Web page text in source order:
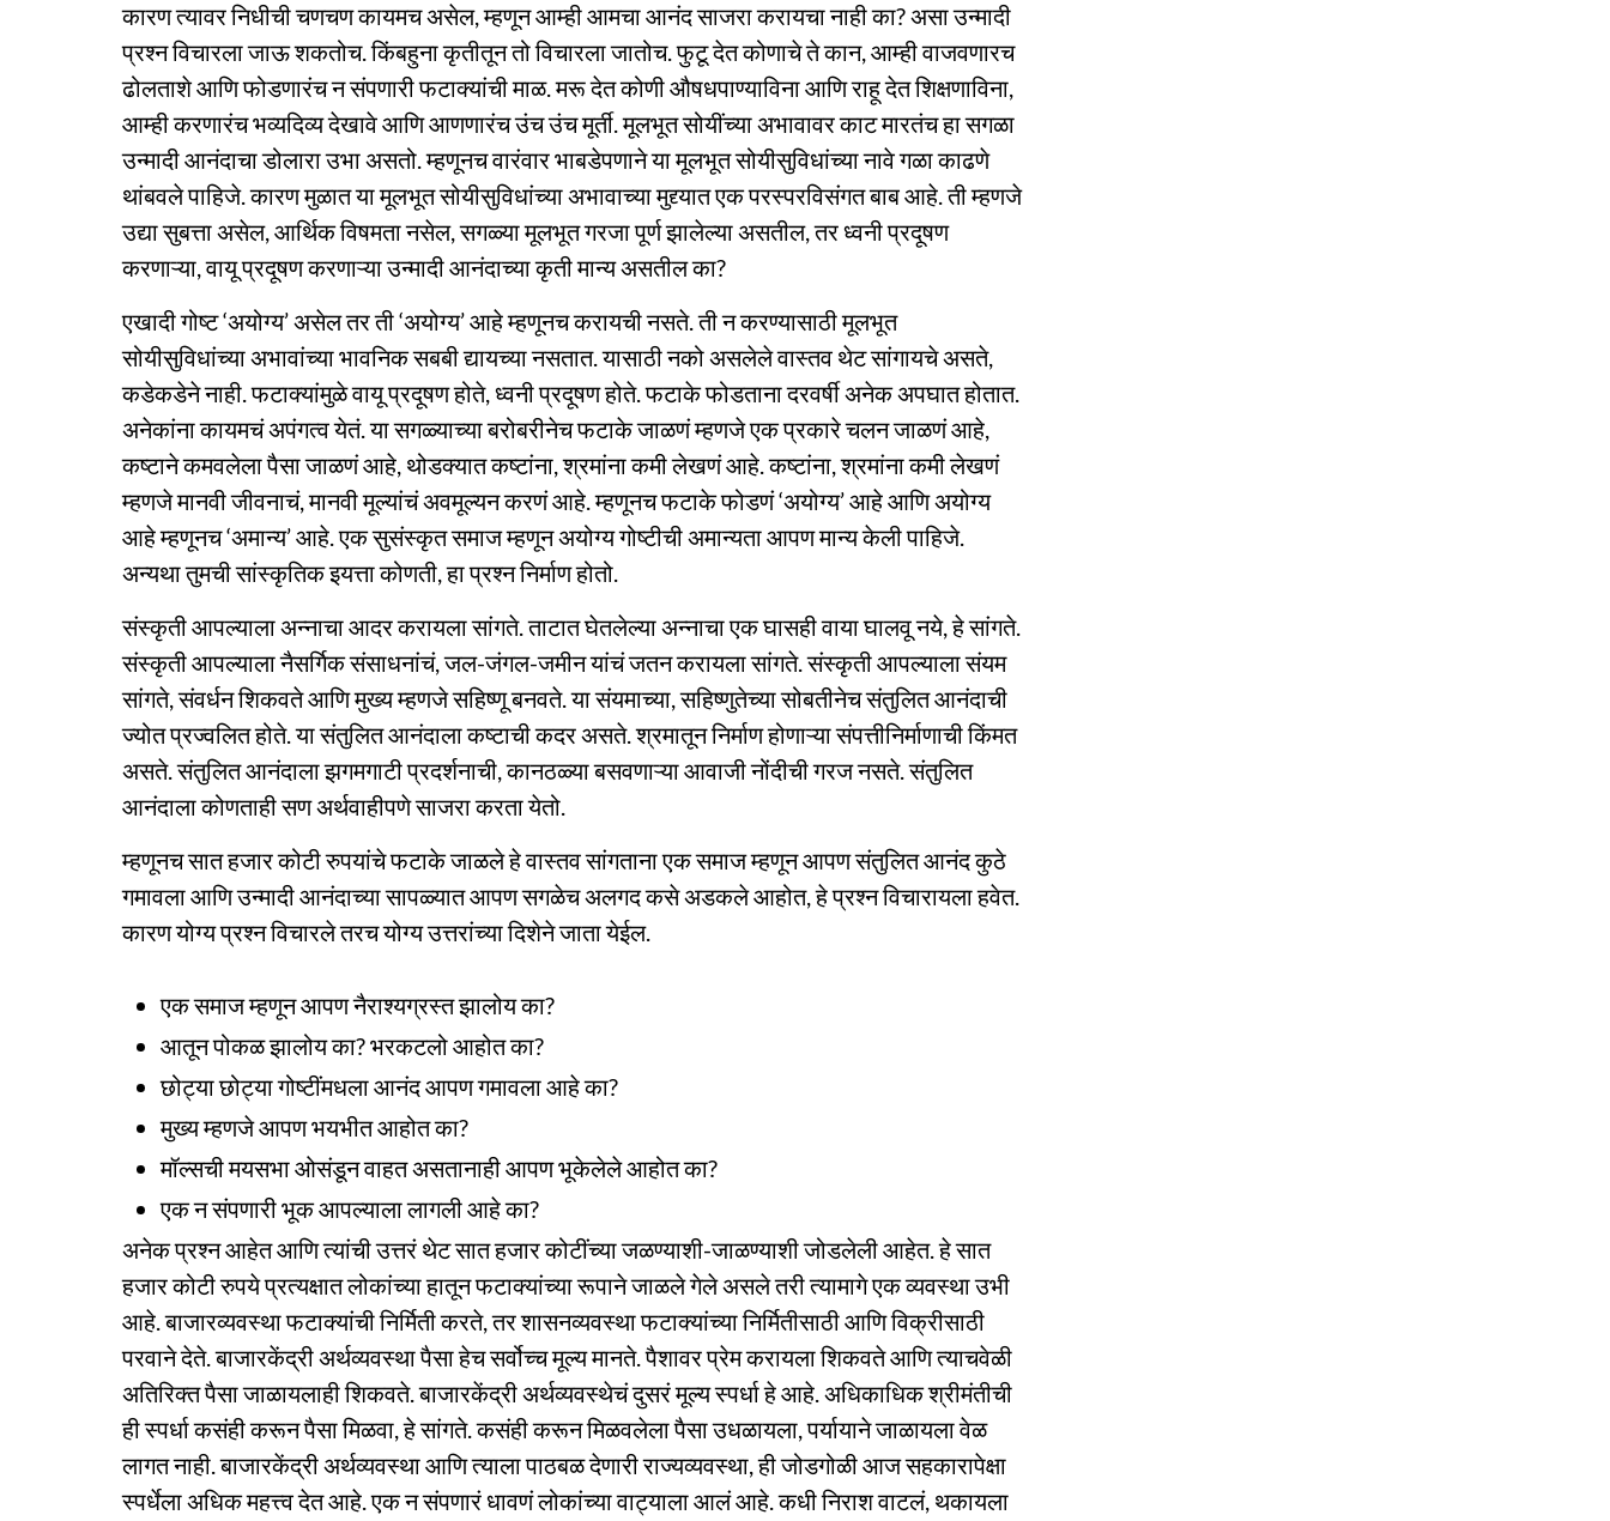
कारण त्यावर निधीची चणचण कायमच असेल, म्हणून आम्ही आमचा आनंद साजरा करायचा नाही का? असा उन्मादी
प्रश्न विचारला जाऊ शकतोच. किंबहुना कृतीतून तो विचारला जातोच. फुटू देत कोणाचे ते कान, आम्ही वाजवणारच
ढोलताशे आणि फोडणारंच न संपणारी फटाक्यांची माळ. मरू देत कोणी औषधपाण्याविना आणि राहू देत शिक्षणाविना,
आम्ही करणारंच भव्यदिव्य दे‌खावे आणि आणणारंच उंच उंच मूर्ती. मूलभूत सोयींच्या अभावावर काट मारतंच हा सगळा
उन्मादी आनंदाचा डोलारा उभा असतो. म्हणूनच वारंवार भाबडेपणाने या मूलभूत सोयीसुविधांच्या नावे गळा काढणे
थांबवले पाहिजे. कारण मुळात या मूलभूत सोयीसुविधांच्या अभावाच्या मुद्द्यात एक परस्परविसंगत बाब आहे. ती म्हणजे
उद्या सुबत्ता असेल, आर्थिक विषमता नसेल, सगळ्या मूलभूत गरजा पूर्ण झालेल्या असतील, तर ध्वनी प्रदूषण
करणाऱ्या, वायू प्रदूषण करणाऱ्या उन्मादी आनंदाच्या कृती मान्य असतील का?
एखादी गोष्ट ‘अयोग्य’ असेल तर ती ‘अयोग्य’ आहे म्हणूनच करायची नसते. ती न करण्यासाठी मूलभूत
सोयीसुविधांच्या अभावांच्या भावनिक सबबी द्यायच्या नसतात. यासाठी नको असलेले वास्तव थेट सांगायचे असते,
कडेकडेने नाही. फटाक्यांमुळे वायू प्रदूषण होते, ध्वनी प्रदूषण होते. फटाके फोडताना दरवर्षी अनेक अपघात होतात.
अनेकांना कायमचं अपंगत्व येतं. या सगळ्याच्या बरोबरीनेच फटाके जाळणं म्हणजे एक प्रकारे चलन जाळणं आहे,
कष्टाने कमवलेला पैसा जाळणं आहे, थोडक्यात कष्टांना, श्रमांना कमी लेखणं आहे. कष्टांना, श्रमांना कमी लेखणं
म्हणजे मानवी जीवनाचं, मानवी मूल्यांचं अवमूल्यन करणं आहे. म्हणूनच फटाके फोडणं ‘अयोग्य’ आहे आणि अयोग्य
आहे म्हणूनच ‘अमान्य’ आहे. एक सुसंस्कृत समाज म्हणून अयोग्य गोष्टीची अमान्यता आपण मान्य केली पाहिजे.
अन्यथा तुमची सांस्कृतिक इयत्ता कोणती, हा प्रश्न निर्माण होतो.
संस्कृती आपल्याला अन्नाचा आदर करायला सांगते. ताटात घेतलेल्या अन्नाचा एक घासही वाया घालवू नये, हे सांगते.
संस्कृती आपल्याला नैसर्गिक संसाधनांचं, जल-जंगल-जमीन यांचं जतन करायला सांगते. संस्कृती आपल्याला संयम
सांगते, संवर्धन शिकवते आणि मुख्य म्हणजे सहिष्णू बनवते. या संयमाच्या, सहिष्णुतेच्या सोबतीनेच संतुलित आनंदाची
ज्योत प्रज्वलित होते. या संतुलित आनंदाला कष्टाची कदर असते. श्रमातून निर्माण होणाऱ्या संपत्तीनिर्माणाची किंमत
असते. संतुलित आनंदाला झगमगाटी प्रदर्शनाची, कानठळ्या बसवणाऱ्या आवाजी नोंदीची गरज नसते. संतुलित
आनंदाला कोणताही सण अर्थवाहीपणे साजरा करता येतो.
म्हणूनच सात हजार कोटी रुपयांचे फटाके जाळले हे वास्तव सांगताना एक समाज म्हणून आपण संतुलित आनंद कुठे
गमावला आणि उन्मादी आनंदाच्या सापळ्यात आपण सगळेच अलगद कसे अडकले आहोत, हे प्रश्न विचारायला हवेत.
कारण योग्य प्रश्न विचारले तरच योग्य उत्तरांच्या दिशेने जाता येईल.
एक समाज म्हणून आपण नैराश्यग्रस्त झालोय का?
आतून पोकळ झालोय का? भरकटलो आहोत का?
छोट्या छोट्या गोष्टींमधला आनंद आपण गमावला आहे का?
मुख्य म्हणजे आपण भयभीत आहोत का?
मॉल्सची मयसभा ओसंडून वाहत असतानाही आपण भूकेलेले आहोत का?
एक न संपणारी भूक आपल्याला लागली आहे का?
अनेक प्रश्न आहेत आणि त्यांची उत्तरं थेट सात हजार कोटींच्या जळण्याशी-जाळण्याशी जोडलेली आहेत. हे सात
हजार कोटी रुपये प्रत्यक्षात लोकांच्या हातून फटाक्यांच्या रूपाने जाळले गेले असले तरी त्यामागे एक व्यवस्था उभी
आहे. बाजारव्यवस्था फटाक्यांची निर्मिती करते, तर शासनव्यवस्था फटाक्यांच्या निर्मितीसाठी आणि विक्रीसाठी
परवाने देते. बाजारकेंद्री अर्थव्यवस्था पैसा हेच सर्वोच्च मूल्य मानते. पैशावर प्रेम करायला शिकवते आणि त्याचवेळी
अतिरिक्त पैसा जाळायलाही शिकवते. बाजारकेंद्री अर्थव्यवस्थेचं दुसरं मूल्य स्पर्धा हे आहे. अधिकाधिक श्रीमंतीची
ही स्पर्धा कसंही करून पैसा मिळवा, हे सांगते. कसंही करून मिळवलेला पैसा उधळायला, पर्यायाने जाळायला वेळ
लागत नाही. बाजारकेंद्री अर्थव्यवस्था आणि त्याला पाठबळ देणारी राज्यव्यवस्था, ही जोडगोळी आज सहकारापेक्षा
स्पर्धेला अधिक महत्त्व देत आहे. एक न संपणारं धावणं लोकांच्या वाट्याला आलं आहे. कधी निराश वाटलं, थकायला